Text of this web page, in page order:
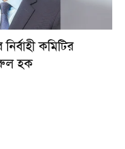
কমিটির
হক